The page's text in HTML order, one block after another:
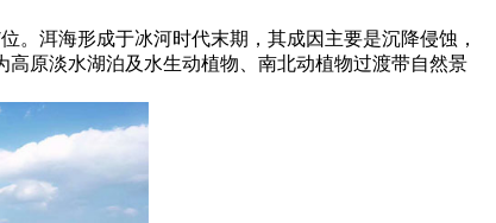
。洱海形成于冰河时代末期，其成因主要是沉降侵蚀，
高原淡水湖泊及水生动植物、南北动植物过渡带自然景